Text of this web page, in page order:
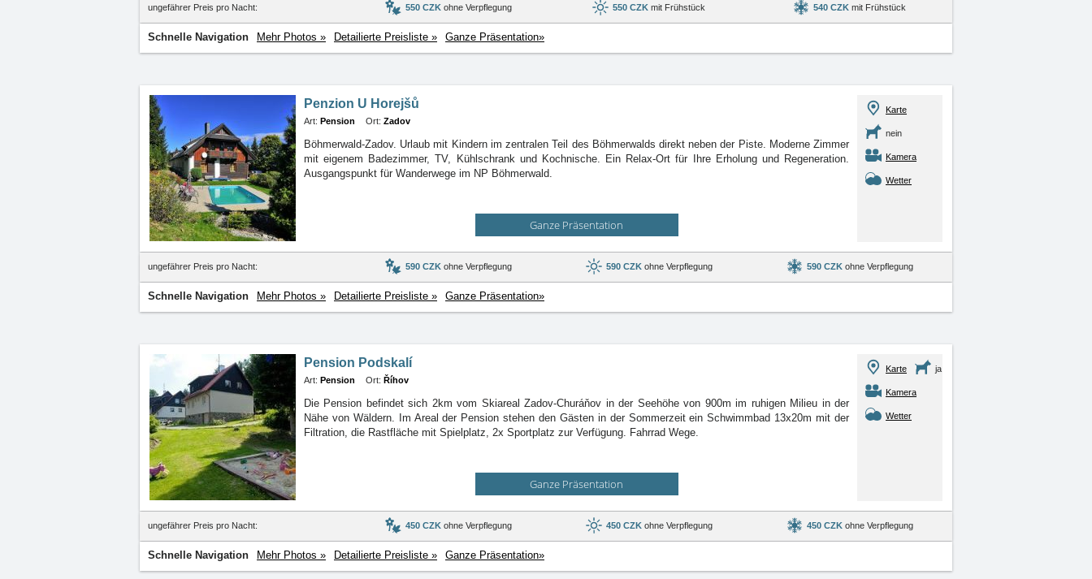
ungefährer Preis pro Nacht: 550 CZKohne Verpflegung 550 CZK mit Frühstück 540 CZK mit Frühstück
Schnelle Navigation Mehr Photos » Detailierte Preisliste » Ganze Präsentation»
Penzion U Horejšů
Art: Pension Ort: Zadov
Böhmerwald-Zadov. Urlaub mit Kindern im zentralen Teil des Böhmerwalds direkt neben der Piste. Moderne Zimmer
miteigenem Badezimmer, TV, Kühlschrank und Kochnische. Ein Relax-Ort für Ihre Erholung und Regeneration.
Ausgangspunkt für Wanderwege im NP Böhmerwald.
Ganze Präsentation
Karte
nein
Kamera
Wetter
ungefährer Preis pro Nacht: 590 CZKohne Verpflegung 590 CZKohne Verpflegung 590 CZKohne Verpflegung
Schnelle Navigation Mehr Photos » Detailierte Preisliste » Ganze Präsentation»
Pension Podskalí
Art: Pension Ort: Říhov
Die Pension befindet sich 2km vom Skiareal Zadov-Churáňov in der Seehöhe von 900m im ruhigen Milieu in der
Nähe von Wäldern. Im Areal der Pension stehen den Gästen in der Sommerzeit ein Schwimmbad 13x20m mit der
Filtration, die Rastfläche mit Spielplatz, 2x Sportplatz zur Verfügung. Fahrrad Wege.
Ganze Präsentation
Karte ja
Kamera
Wetter
ungefährer Preis pro Nacht: 450 CZKohne Verpflegung 450 CZKohne Verpflegung 450 CZKohne Verpflegung
Schnelle Navigation Mehr Photos » Detailierte Preisliste » Ganze Präsentation»